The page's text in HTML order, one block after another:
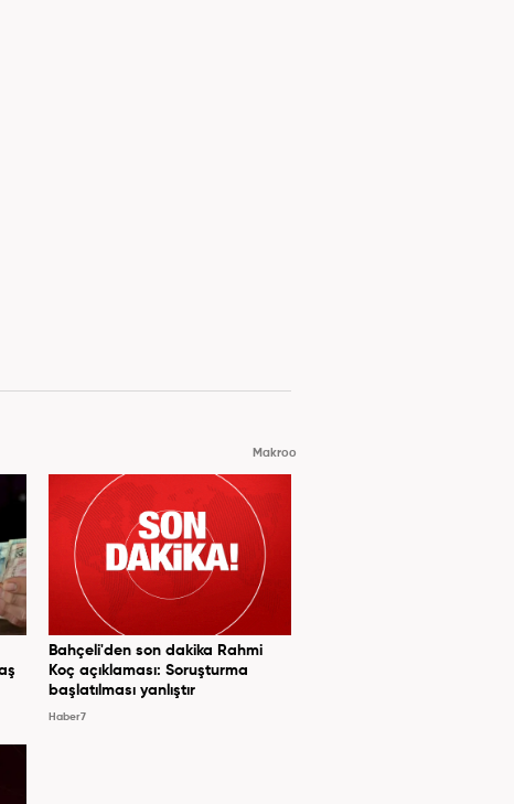
Makroo
Bahçeli'den son dakika Rahmi
Koç açıklaması: Soruşturma
başlatılması yanlıştır
Haber7